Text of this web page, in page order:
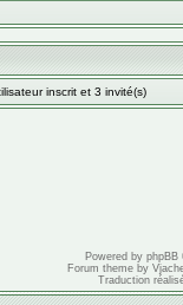
inscrit et 3 invité(s)
Powered by phpBB
Forum theme by
Traduction